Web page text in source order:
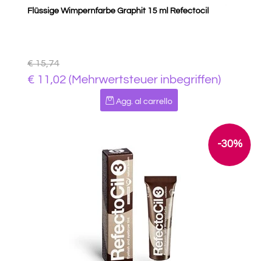
Flüssige Wimpernfarbe Graphit 15 ml Refectocil
€ 15,74
€ 11,02 (Mehrwertsteuer inbegriffen)
Quantità
Agg. al carrello
-30%